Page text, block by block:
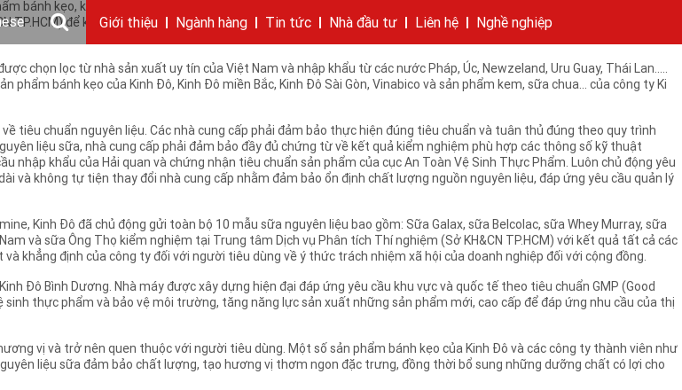
Giới thiệu Ngành hàng Tin tức Nhà đầu tư Liên hệ Nghề nghiệp
bánh kẹo, kem, sữa chua... của hệ thống Kinh Đô và tạo sự yên tâm cho người tiêu dùng, vừa qua, Kinh Đô đã chủ động
để kiểm nghiệm. Kết quả kiểm nghiệm đã xác nhận là tất cả các nguyên liệu sữa của Kinh Đô sử dụng trong
chọn lọc từ nhà sản xuất uy tín của Việt Nam và nhập khẩu từ các nước Pháp, Úc, Newzeland, Uru Guay, Thái Lan.....
bánh kẹo của Kinh Đô, Kinh Đô miền Bắc, Kinh Đô Sài Gòn, Vinabico và sản phẩm kem, sữa chua... của công ty Ki
tiêu chuẩn nguyên liệu. Các nhà cung cấp phải đảm bảo thực hiện đúng tiêu chuẩn và tuân thủ đúng theo quy trình
liệu sữa, nhà cung cấp phải đảm bảo đầy đủ chứng từ về kết quả kiểm nghiệm phù hợp các thông số kỹ thuật
khẩu của Hải quan và chứng nhận tiêu chuẩn sản phẩm của cục An Toàn Vệ Sinh Thực Phẩm. Luôn chủ động yêu
và không tự tiện thay đổi nhà cung cấp nhằm đảm bảo ổn định chất lượng nguồn nguyên liệu, đáp ứng yêu cầu quản lý
Kinh Đô đã chủ động gửi toàn bộ 10 mẫu sữa nguyên liệu bao gồm: Sữa Galax, sữa Belcolac, sữa Whey Murray, sữa
và sữa Ông Thọ kiểm nghiệm tại Trung tâm Dịch vụ Phân tích Thí nghiệm (Sở KH&CN TP.HCM) với kết quả tất cả các
khẳng định của công ty đối với người tiêu dùng về ý thức trách nhiệm xã hội của doanh nghiệp đối với cộng đồng.
Đô Bình Dương. Nhà máy được xây dựng hiện đại đáp ứng yêu cầu khu vực và quốc tế theo tiêu chuẩn GMP (Good
thực phẩm và bảo vệ môi trường, tăng năng lực sản xuất những sản phẩm mới, cao cấp để đáp ứng nhu cầu của thị
vị và trở nên quen thuộc với người tiêu dùng. Một số sản phẩm bánh kẹo của Kinh Đô và các công ty thành viên như
liệu sữa đảm bảo chất lượng, tạo hương vị thơm ngon đặc trưng, đồng thời bổ sung những dưỡng chất có lợi cho